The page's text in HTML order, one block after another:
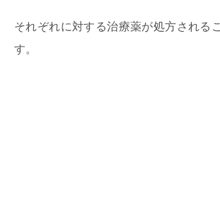
それぞれに対する治療薬が処方される
す。